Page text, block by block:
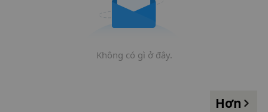
Không có gì ở đây.
Hơn